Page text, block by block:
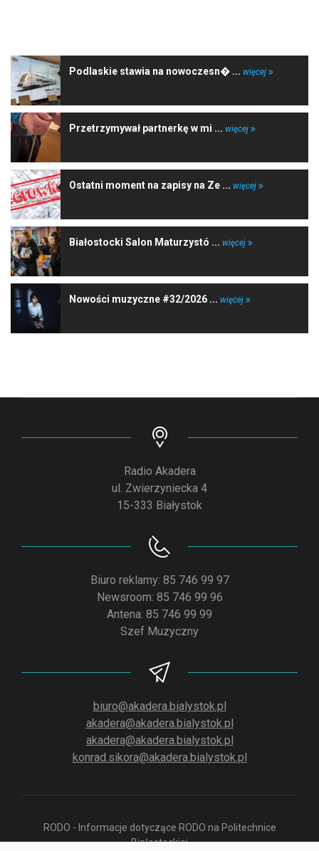
Podlaskie stawia na nowoczesn� ... więcej
Przetrzymywał partnerkę w mi ... więcej
Ostatni moment na zapisy na Ze ... więcej
Białostocki Salon Maturzystó ... więcej
Nowości muzyczne #32/2026 ... więcej
Radio Akadera
ul. Zwierzyniecka 4
15-333 Białystok
Biuro reklamy: 85 746 99 97
Newsroom: 85 746 99 96
Antena: 85 746 99 99
Szef Muzyczny
biuro@akadera.bialystok.pl
akadera@akadera.bialystok.pl
akadera@akadera.bialystok.pl
konrad.sikora@akadera.bialystok.pl
RODO - Informacje dotyczące RODO na Politechnice
Białostockiej